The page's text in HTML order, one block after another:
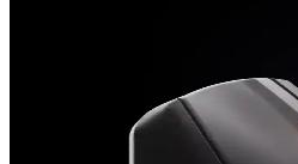
SM 781 ve SM 833 modelleri
Logitech Kalemleri ve